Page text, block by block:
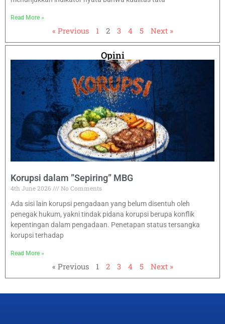
Read More »
« Previous 1 2 3 4 5 Next »
Opini
Korupsi dalam ”Sepiring” MBG
4th June 2026
No Comments
Ada sisi lain korupsi pengadaan yang belum disentuh oleh
penegak hukum, yakni tindak pidana korupsi berupa konflik
kepentingan dalam pengadaan. Penetapan status tersangka
korupsi terhadap
Read More »
« Previous 1 2 3 4 5 Next »